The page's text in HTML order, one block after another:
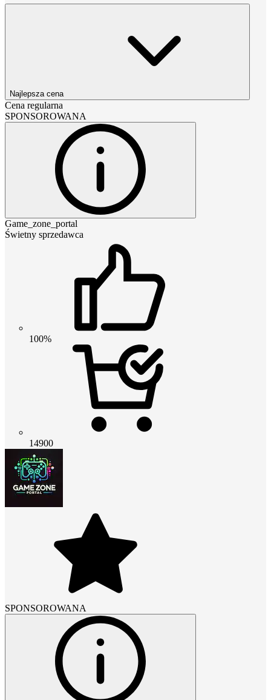
Najlepsza cena
Cena regularna
SPONSOROWANA
Game_zone_portal
Świetny sprzedawca
100%
14900
SPONSOROWANA